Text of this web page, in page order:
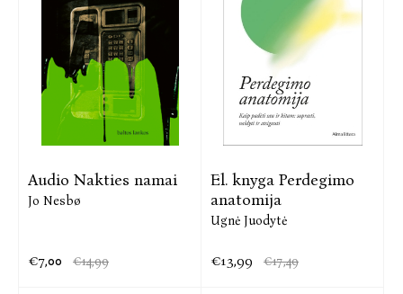
Audio Nakties namai
Jo Nesbø
€7,00 €14,99
El. knyga Perdegimo
anatomija
Ugnė Juodytė
€13,99 €17,49